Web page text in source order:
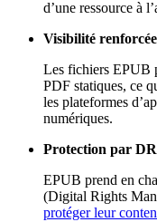
d’une ressource à
Visibilité
Les fichiers EPUB
PDF statiques, ce
les plateformes
numériques.
Protection par
EPUB prend en
(Digital Rights
protéger leur